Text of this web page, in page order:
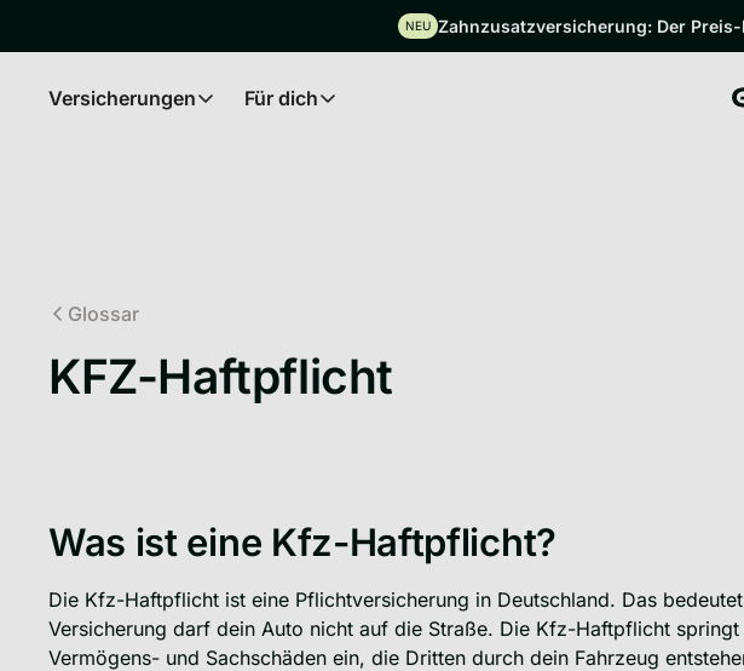
NEU Zahnzusatzversicherung: Der
Insurances
Versicherungen Für dich
For you
Glossar
KFZ-Haftpflicht
Was ist eine Kfz-Haftpflicht?
Die Kfz-Haftpflicht ist eine Pflichtversicherung in Deutschland. Das
Versicherung darf dein Auto nicht auf die Straße. Die Kfz-Haftpflicht springt
Vermögens- und Sachschäden ein, die Dritten durch dein Fahrzeug